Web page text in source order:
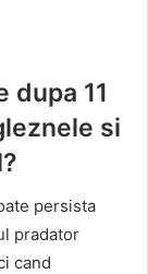
dupa 11
si
persista
pradator
cand